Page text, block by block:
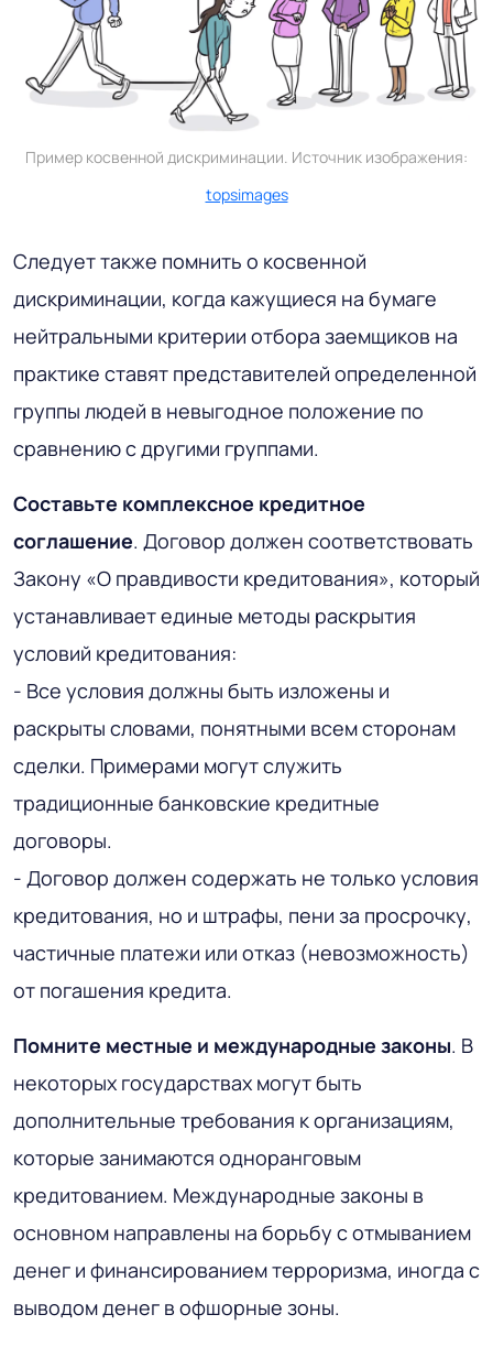
Пример косвенной дискриминации. Источник изображения:
topsimages
Следует также помнить о косвенной
дискриминации, когда кажущиеся на бумаге
нейтральными критерии отбора заемщиков на
практике ставят представителей определенной
группы людей в невыгодное положение по
сравнению с другими группами.
Составьте комплексное кредитное
соглашение. Договор должен соответствовать
Закону «О правдивости кредитования», который
устанавливает единые методы раскрытия
условий кредитования:
- Все условия должны быть изложены и
раскрыты словами, понятными всем сторонам
сделки. Примерами могут служить
традиционные банковские кредитные
договоры.
- Договор должен содержать не только условия
кредитования, но и штрафы, пени за просрочку,
частичные платежи или отказ (невозможность)
от погашения кредита.
Помните местные и международные законы. В
некоторых государствах могут быть
дополнительные требования к организациям,
которые занимаются одноранговым
кредитованием. Международные законы в
основном направлены на борьбу с отмыванием
денег и финансированием терроризма, иногда с
выводом денег в офшорные зоны.